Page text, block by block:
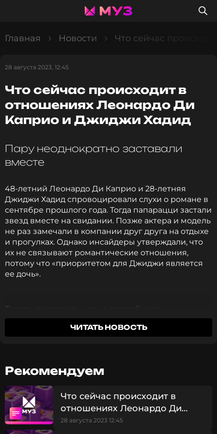
Главная Новости Что сейчас
28 августа 2023, 12:45
Что сейчас происходит в
отношениях Леонардо Ди
Каприо и Джиджи Хадид
Пару неоднократно заставали
вместе
48-летний Леонардо Ди Каприо и 28-летняя
Джиджи Хадид спровоцировали слухи о романе в
сентябре прошлого года. Тогда папарацци застали
звезд вместе на свидании. Позже актера и модель
не раз замечали в компании друг друга на отдыхе
и прогулках. Однако инсайдеры утверждали, что
их не связывают романтические отношения,
потому что «приоритетом для Джиджи является
ее дочь».
Теперь появились новые подробности
отношений Леонардо и Джиджи. Как передает
Us Weekly, звезды продолжают часто
Лео и Джиджи все еще время от времени
общаются, и они довольно часто видятся,
потому что находятся в кругах общих
друзей. Они уважают друг друга и
веселятся, но это не те отношения, на
ЧИТАТЬ НОВОСТЬ
Рекомендуем
Что сейчас происходит в
отношениях Леонардо Ди
Каприо и Джиджи Хадид
28 августа 2023 12:45